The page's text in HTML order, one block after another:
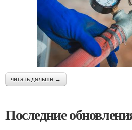
читать дальше →
Последние